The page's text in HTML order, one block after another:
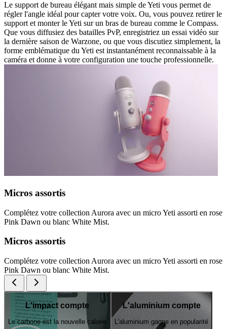
Le support de bureau élégant mais simple de Yeti vous permet de
régler l'angle idéal pour capter votre voix. Ou, vous pouvez retirer le
support et monter le Yeti sur un bras de bureau comme le Compass.
Que vous diffusiez des batailles PvP, enregistriez un essai vidéo sur
la dernière saison de Warzone, ou que vous discutiez simplement, la
forme emblématique du Yeti est instantanément reconnaissable à la
caméra et donne à votre configuration une touche professionnelle.
Micros assortis
Complétez votre collection Aurora avec un micro Yeti assorti en rose
Pink Dawn ou blanc White Mist.
Micros assortis
Complétez votre collection Aurora avec un micro Yeti assorti en rose
Pink Dawn ou blanc White Mist.
L'impact compte
Le carbone est la nouvelle calorie
L'aluminium compte
L'aluminium gagne en popularité